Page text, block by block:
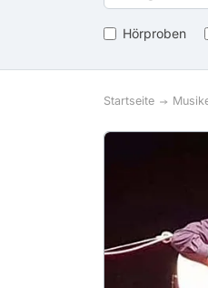
Hörproben
Startseite